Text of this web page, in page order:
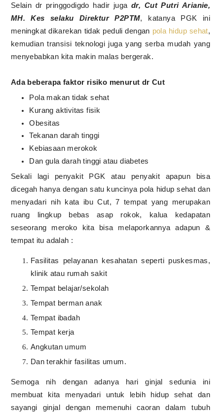
Selain dr pringgodigdo hadir juga dr, Cut Putri Arianie,
MH. Kes selaku Direktur P2PTM, katanya PGK ini
meningkat dikarekan tidak peduli dengan pola hidup sehat,
kemudian transisi teknologi juga yang serba mudah yang
menyebabkan kita makin malas bergerak.
Ada beberapa faktor risiko menurut dr Cut
Pola makan tidak sehat
Kurang aktivitas fisik
Obesitas
Tekanan darah tinggi
Kebiasaan merokok
Dan gula darah tinggi atau diabetes
Sekali lagi penyakit PGK atau penyakit apapun bisa
dicegah hanya dengan satu kuncinya pola hidup sehat dan
menyadari nih kata ibu Cut, 7 tempat yang merupakan
ruang lingkup bebas asap rokok, kalua kedapatan
seseorang meroko kita bisa melaporkannya adapun &
tempat itu adalah :
Fasilitas pelayanan kesahatan seperti puskesmas,
klinik atau rumah sakit
Tempat belajar/sekolah
Tempat berman anak
Tempat ibadah
Tempat kerja
Angkutan umum
Dan terakhir fasilitas umum.
Semoga nih dengan adanya hari ginjal sedunia ini
membuat kita menyadari untuk lebih hidup sehat dan
sayangi ginjal dengan memenuhi caoran dalam tubuh